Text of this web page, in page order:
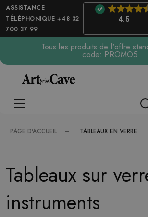
ASSISTANCE
TÉLÉPHONIQUE +48 32
700 37 99
4.5
Tous les produits de l'offre
code: PROMO5
PAGE D'ACCUEIL TABLEAUX EN VERRE
Tableaux sur
instruments